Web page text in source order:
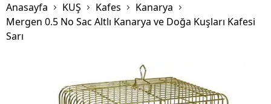
Anasayfa KUŞ Kafes
Kanarya
Mergen 0.5 No Sac Altlı Kanarya ve Doğa Kuşları Kafesi
Sarı